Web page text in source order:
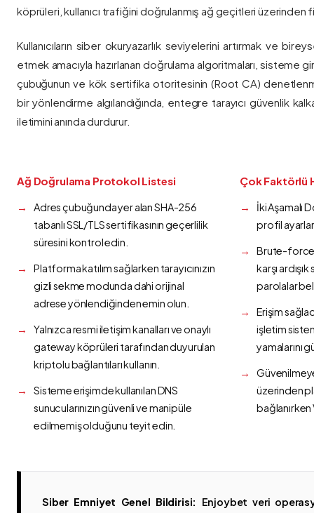
köprüleri, kullanıcı trafiğini doğrulanmış ağ geçitleri üzerinden
Kullanıcıların siber okuryazarlık seviyelerini artırmak ve
etmek amacıyla hazırlanan doğrulama algoritmaları, sisteme
çubuğunun ve kök sertifika otoritesinin (Root CA)
bir yönlendirme algılandığında, entegre tarayıcı güvenlik
iletimini anında durdurur.
Ağ Doğrulama Protokol Listesi
Adres çubuğunda yer alan SHA-256
tabanlı SSL/TLS sertifikasının geçerlilik
süresini kontrol edin.
Platforma katılım sağlarken tarayıcınızın
gizli sekme modunda dahi orijinal
adrese yönlendiğinden emin olun.
Yalnızca resmi iletişim kanalları ve onaylı
gateway köprüleri tarafından duyurulan
kriptolu bağlantıları kullanın.
Sisteme erişimde kullanılan DNS
sunucularınızın güvenli ve manipüle
edilmemiş olduğunu teyit edin.
Çok Faktörlü
İki Aşamalı
profil
Brute-force
karşı
parolalar
Erişim
işletim
yamalarını
üzerinden
bağlanırken
Siber Emniyet Genel Bildirisi:
Enjoybet veri